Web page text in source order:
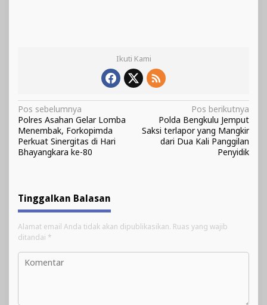
Ikuti Kami
Navigasi
pos
Pos sebelumnya
Polres Asahan Gelar Lomba
Menembak, Forkopimda
Perkuat Sinergitas di Hari
Bhayangkara ke-80
Pos berikutnya
Polda Bengkulu Jemput
Saksi terlapor yang Mangkir
dari Dua Kali Panggilan
Penyidik
Tinggalkan Balasan
Alamat email Anda tidak akan dipublikasikan. Ruas yang wajib
ditandai *